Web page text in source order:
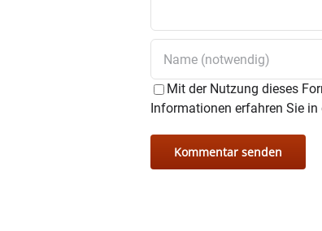
Mit der Nutzung dieses
Informationen erfahren Sie in